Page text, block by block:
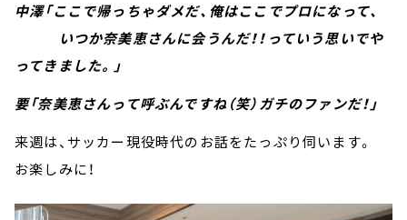
中澤「ここで帰っちゃダメだ、俺はここでプロになって、
いつか奈美恵さんに会うんだ！！っていう思いでや
ってきました。」
要「奈美恵さんって呼ぶんですね（笑）ガチのファンだ！」
来週は、サッカー現役時代のお話をたっぷり伺います。
お楽しみに！